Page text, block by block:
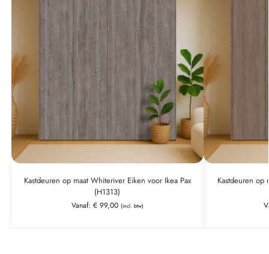
Kastdeuren op maat Whiteriver Eiken voor Ikea Pax
(H1313)
Vanaf: €99,00 (incl. btw)
Kastdeuren op